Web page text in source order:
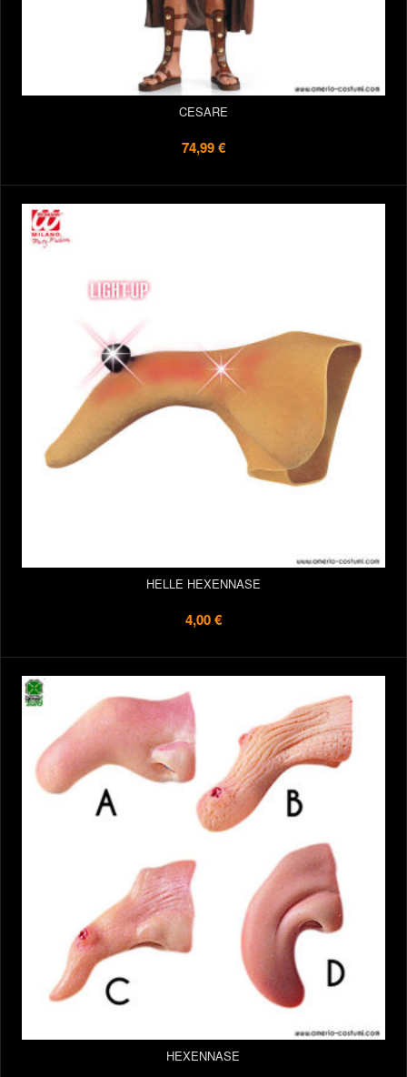
CESARE
74,99 €
HELLE HEXENNASE
4,00 €
HEXENNASE